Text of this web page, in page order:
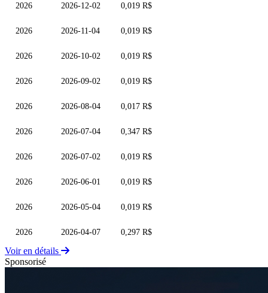
2026 2026-12-02 0,019 R$
2026 2026-11-04 0,019 R$
2026 2026-10-02 0,019 R$
2026 2026-09-02 0,019 R$
2026 2026-08-04 0,017 R$
2026 2026-07-04 0,347 R$
2026 2026-07-02 0,019 R$
2026 2026-06-01 0,019 R$
2026 2026-05-04 0,019 R$
2026 2026-04-07 0,297 R$
Voir en détails
Sponsorisé